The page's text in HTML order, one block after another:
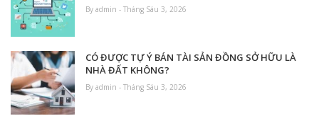
By admin - Tháng Sáu 3, 2026
CÓ ĐƯỢC TỰ Ý BÁN TÀI SẢN ĐỒNG SỞ HỮU LÀ
NHÀ ĐẤT KHÔNG?
By admin - Tháng Sáu 3, 2026